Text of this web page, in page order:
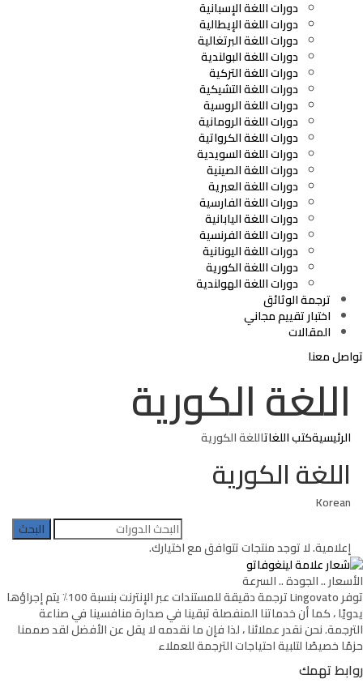
دورات اللغة الإسبانية
دورات اللغة الإيطالية
دورات اللغة البرتغالية
دورات اللغة البولندية
دورات اللغة التركية
دورات اللغة التشيكية
دورات اللغة الروسية
دورات اللغة الرومانية
دورات اللغة الكرواتية
دورات اللغة السويدية
دورات اللغة الصينية
دورات اللغة العبرية
دورات اللغة الفارسية
دورات اللغة اليابانية
دورات اللغة الفرنسية
دورات اللغة اليونانية
دورات اللغة الكورية
دورات اللغة الهولندية
ترجمة الوثائق
اختبار تقييم مجاني
المقالات
تواصل معنا
اللغة الكورية
الرئيسيةكتب اللغاتاللغة الكورية
اللغة الكورية
Korean
البحث
عن: إعلامية.لا توجد منتجات تتوافق مع اختيارك.
الأسعار .. الجودة .. السرعة
توفر Lingovato ترجمة دقيقة للمستندات عبر الإنترنت بنسبة 100٪ يتم إجراؤها
يدويًا ، كما أن خدماتنا المنفصلة تبقينا في صدارة منافسينا في صناعة
الترجمة. نحن نقدر عملائنا ، لذا فإن ما نقدمه لا يقل عن الأفضل لقد صممنا
حزمًا خصيصًا لتلبية احتياجات الترجمة للعملاء
روابط تهمك